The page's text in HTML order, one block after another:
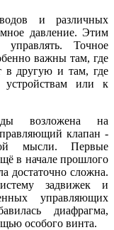
и различных
давление. Этим
Точное
важны там, где
в другую и там, где
или к
возложена на
клапан -
мысли. Первые
в начале прошлого
достаточно сложна.
задвижек и
управляющих
диафрагма,
особого винта.